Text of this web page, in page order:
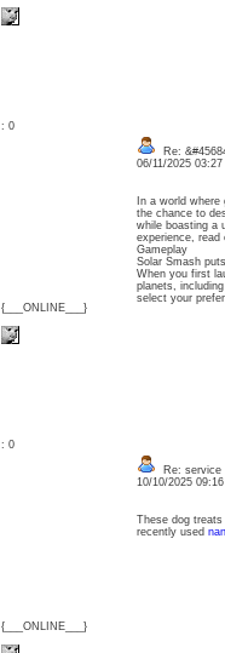
: 0
{___ONLINE___}
Re:
06/11/2025
In a world
the chance to
while boasting a
experience, read
Gameplay
Solar Smash
When you first
planets,
select your
: 0
{___ONLINE___}
Re: service
10/10/2025
These dog
recently used